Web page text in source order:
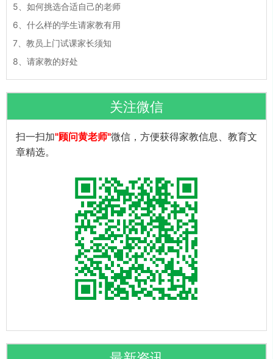
5、 如何挑选合适自己的老师
6、 什么样的学生请家教有用
7、 教员上门试课家长须知
8、 请家教的好处
关注微信
扫一扫加"顾问黄老师"微信，方便获得家教信息、教育文
章精选。